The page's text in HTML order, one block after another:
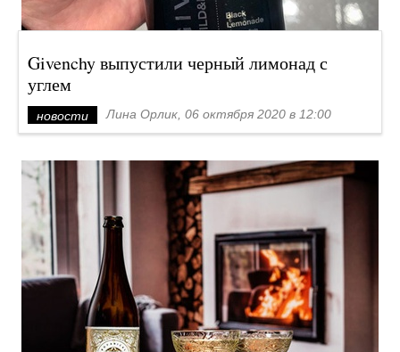
Givenchy выпустили черный лимонад с
углем
новости Лина Орлик, 06 октября 2020 в 12:00